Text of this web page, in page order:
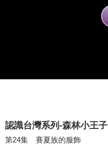
認識台灣系列-森林小王子
第24集 賽夏族的服飾